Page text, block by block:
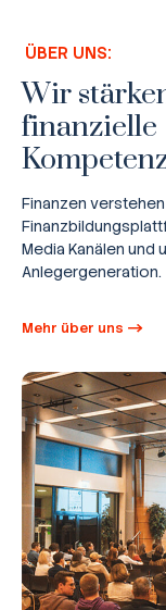
ÜBER UNS:
Wir
finanzielle
Finanzen
Media Kanälen und
Anlegergeneration.
Mehr über uns